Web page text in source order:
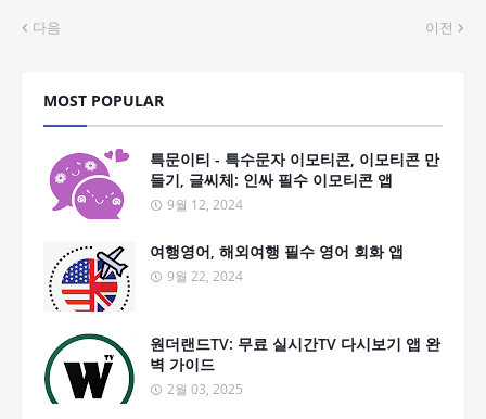
다음 이전
MOST POPULAR
특문이티 - 특수문자 이모티콘, 이모티콘 만
들기, 글씨체: 인싸 필수 이모티콘 앱
9월 12, 2024
여행영어, 해외여행 필수 영어 회화 앱
9월 22, 2024
원더랜드TV: 무료 실시간TV 다시보기 앱 완
벽 가이드
2월 03, 2025